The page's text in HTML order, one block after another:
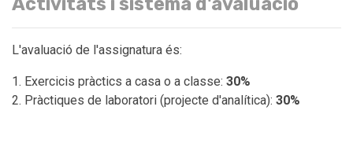
L'avaluació de l'assignatura és:
Exercicis pràctics a casa o a classe: 30%
Pràctiques de laboratori (projecte d'analítica): 30%